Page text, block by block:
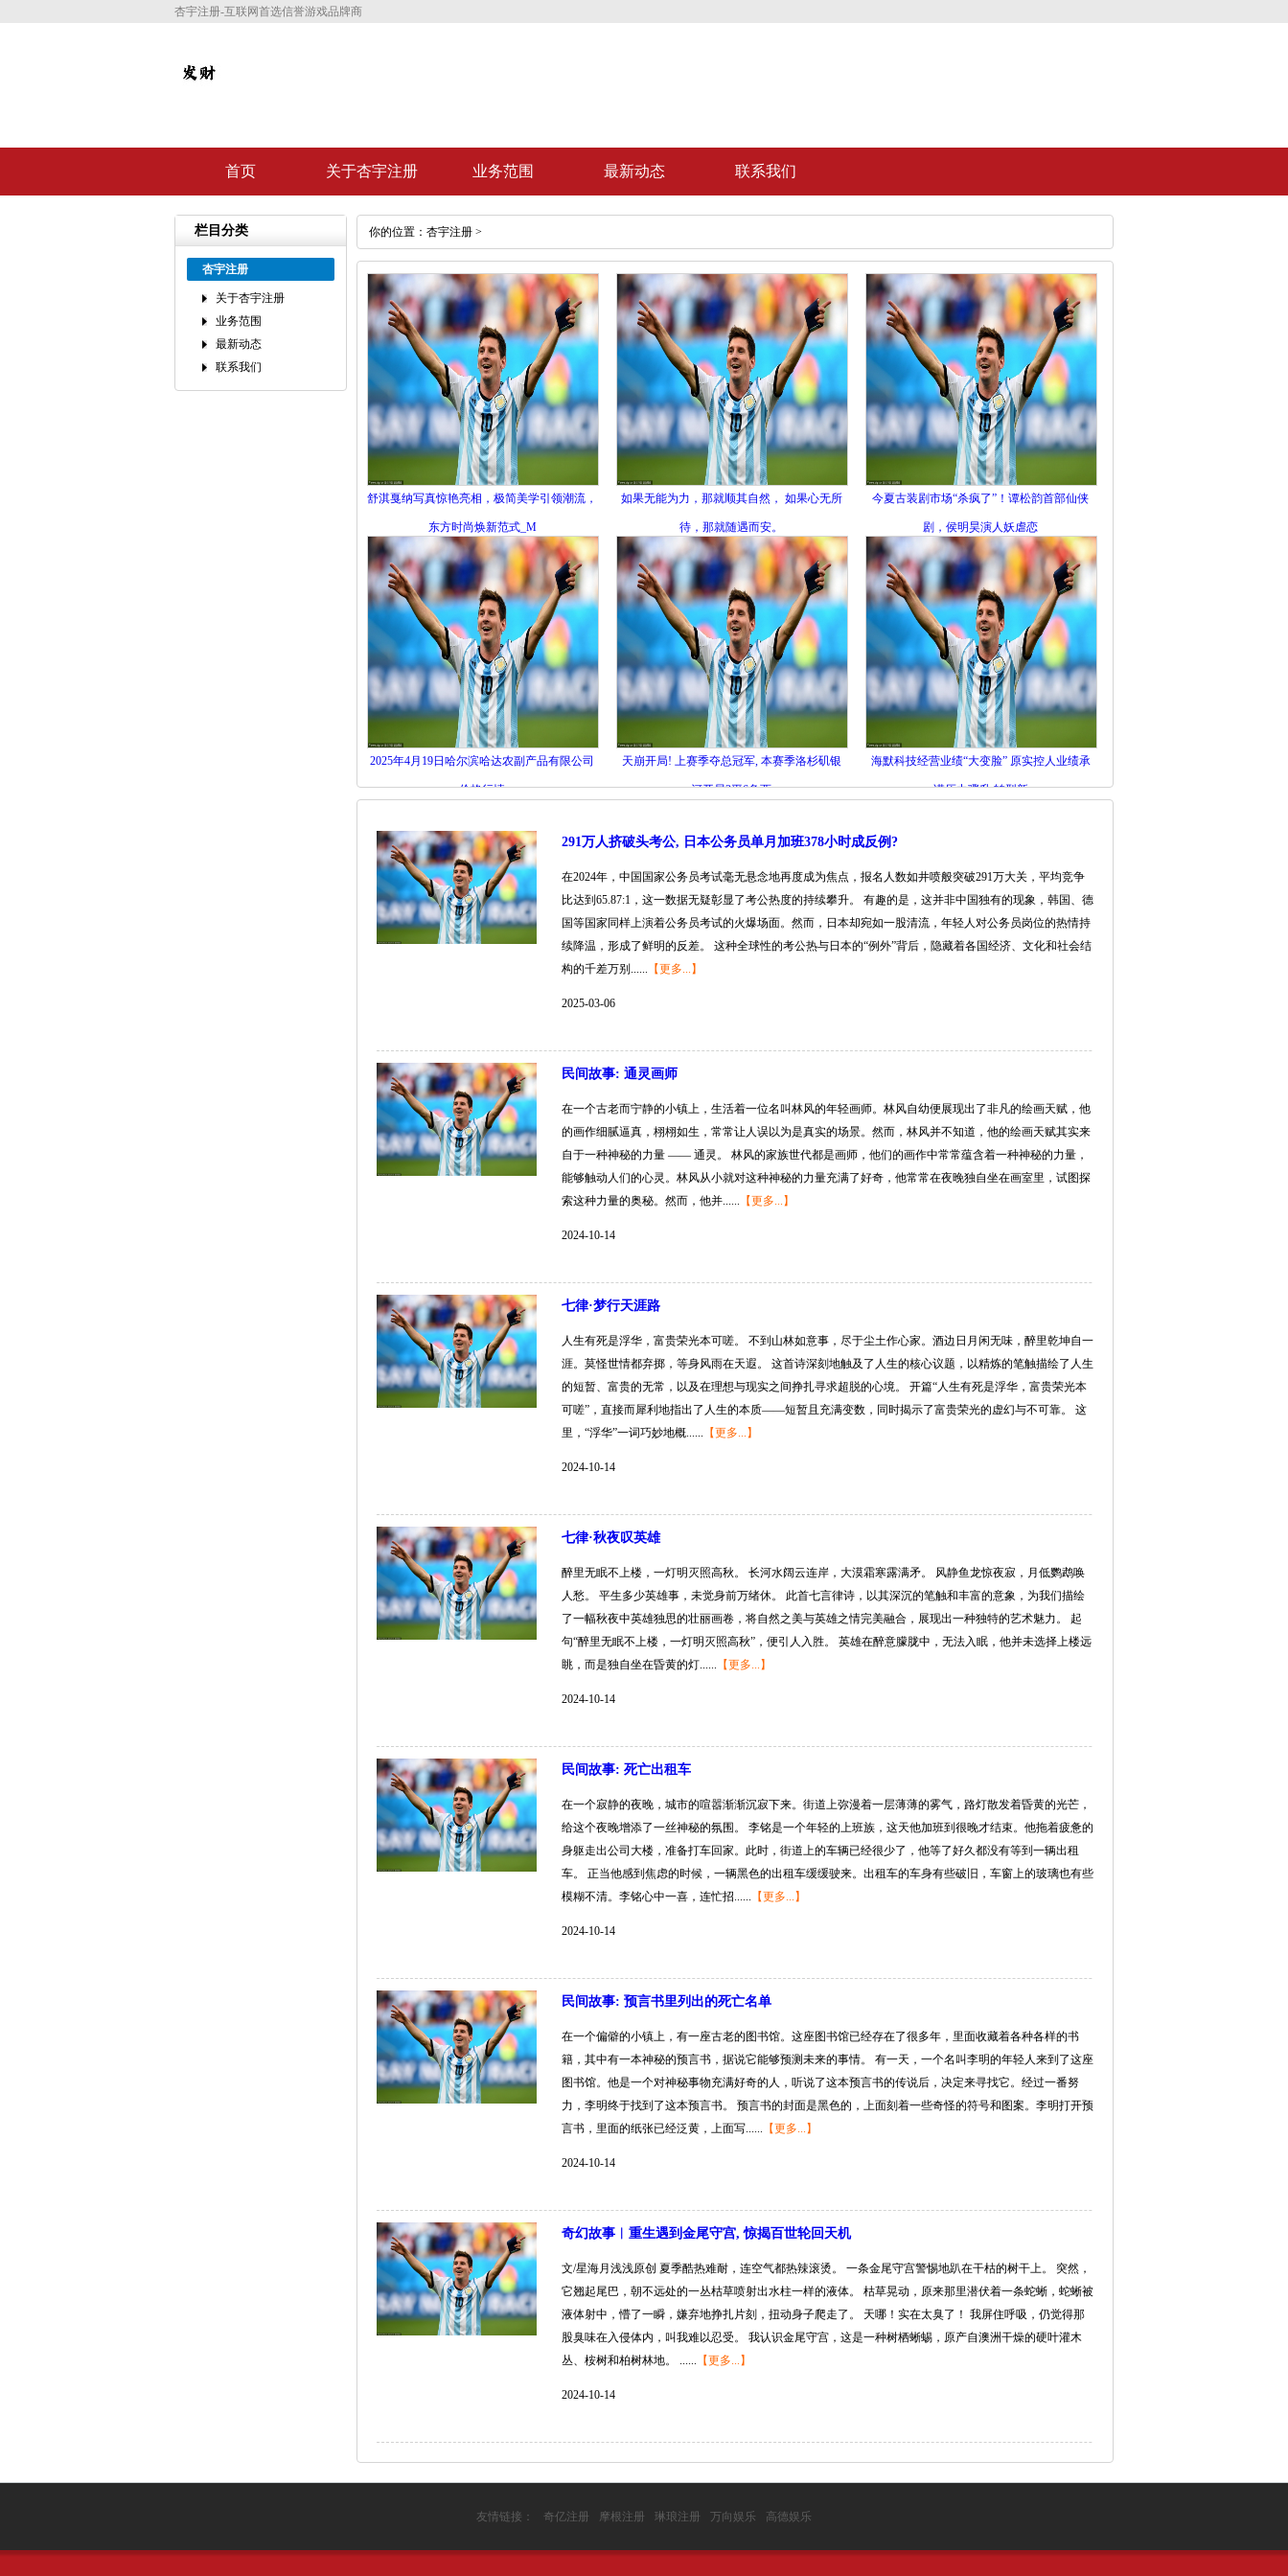
杏宇注册-互联网首选信誉游戏品牌商
首页 关于杏宇注册 业务范围 最新动态 联系我们
栏目分类
杏宇注册
关于杏宇注册
业务范围
最新动态
联系我们
你的位置： 杏宇注册 >
舒淇戛纳写真惊艳亮相，极简美学引领潮流，
东方时尚焕新范式_M
如果无能为力，那就顺其自然， 如果心无所
待，那就随遇而安。
今夏古装剧市场“杀疯了”！谭松韵首部仙侠
剧，侯明昊演人妖虐恋
2025年4月19日哈尔滨哈达农副产品有限公司
价格行情
天崩开局! 上赛季夺总冠军, 本赛季洛杉矶银
河开局3平6负西
海默科技经营业绩“大变脸” 原实控人业绩承
诺压力骤升 转型新
291万人挤破头考公, 日本公务员单月加班378小时成反例?
在2024年，中国国家公务员考试毫无悬念地再度成为焦点，报名人数如井喷般突破291万大关，平均竞争
比达到65.87:1，这一数据无疑彰显了考公热度的持续攀升。 有趣的是，这并非中国独有的现象，韩国、德
国等国家同样上演着公务员考试的火爆场面。然而，日本却宛如一股清流，年轻人对公务员岗位的热情持
续降温，形成了鲜明的反差。 这种全球性的考公热与日本的“例外”背后，隐藏着各国经济、文化和社会结
构的千差万别...... 【更多...】
2025-03-06
民间故事: 通灵画师
在一个古老而宁静的小镇上，生活着一位名叫林风的年轻画师。林风自幼便展现出了非凡的绘画天赋，他
的画作细腻逼真，栩栩如生，常常让人误以为是真实的场景。然而，林风并不知道，他的绘画天赋其实来
自于一种神秘的力量 —— 通灵。 林风的家族世代都是画师，他们的画作中常常蕴含着一种神秘的力量，
能够触动人们的心灵。林风从小就对这种神秘的力量充满了好奇，他常常在夜晚独自坐在画室里，试图探
索这种力量的奥秘。然而，他并...... 【更多...】
2024-10-14
七律·梦行天涯路
人生有死是浮华，富贵荣光本可嗟。 不到山林如意事，尽于尘土作心家。酒边日月闲无味，醉里乾坤自一
涯。莫怪世情都弃掷，等身风雨在天遐。 这首诗深刻地触及了人生的核心议题，以精炼的笔触描绘了人生
的短暂、富贵的无常，以及在理想与现实之间挣扎寻求超脱的心境。 开篇“人生有死是浮华，富贵荣光本
可嗟”，直接而犀利地指出了人生的本质——短暂且充满变数，同时揭示了富贵荣光的虚幻与不可靠。 这
里，“浮华”一词巧妙地概...... 【更多...】
2024-10-14
七律·秋夜叹英雄
醉里无眠不上楼，一灯明灭照高秋。 长河水阔云连岸，大漠霜寒露满矛。 风静鱼龙惊夜寂，月低鹦鹉唤
人愁。 平生多少英雄事，未觉身前万绪休。 此首七言律诗，以其深沉的笔触和丰富的意象，为我们描绘
了一幅秋夜中英雄独思的壮丽画卷，将自然之美与英雄之情完美融合，展现出一种独特的艺术魅力。 起
句“醉里无眠不上楼，一灯明灭照高秋”，便引人入胜。 英雄在醉意朦胧中，无法入眠，他并未选择上楼远
眺，而是独自坐在昏黄的灯...... 【更多...】
2024-10-14
民间故事: 死亡出租车
在一个寂静的夜晚，城市的喧嚣渐渐沉寂下来。街道上弥漫着一层薄薄的雾气，路灯散发着昏黄的光芒，
给这个夜晚增添了一丝神秘的氛围。 李铭是一个年轻的上班族，这天他加班到很晚才结束。他拖着疲惫的
身躯走出公司大楼，准备打车回家。此时，街道上的车辆已经很少了，他等了好久都没有等到一辆出租
车。 正当他感到焦虑的时候，一辆黑色的出租车缓缓驶来。出租车的车身有些破旧，车窗上的玻璃也有些
模糊不清。李铭心中一喜，连忙招...... 【更多...】
2024-10-14
民间故事: 预言书里列出的死亡名单
在一个偏僻的小镇上，有一座古老的图书馆。这座图书馆已经存在了很多年，里面收藏着各种各样的书
籍，其中有一本神秘的预言书，据说它能够预测未来的事情。 有一天，一个名叫李明的年轻人来到了这座
图书馆。他是一个对神秘事物充满好奇的人，听说了这本预言书的传说后，决定来寻找它。经过一番努
力，李明终于找到了这本预言书。 预言书的封面是黑色的，上面刻着一些奇怪的符号和图案。李明打开预
言书，里面的纸张已经泛黄，上面写...... 【更多...】
2024-10-14
奇幻故事︱重生遇到金尾守宫, 惊揭百世轮回天机
文/星海月浅浅原创 夏季酷热难耐，连空气都热辣滚烫。 一条金尾守宫警惕地趴在干枯的树干上。 突然，
它翘起尾巴，朝不远处的一丛枯草喷射出水柱一样的液体。 枯草晃动，原来那里潜伏着一条蛇蜥，蛇蜥被
液体射中，懵了一瞬，嫌弃地挣扎片刻，扭动身子爬走了。 天哪！实在太臭了！ 我屏住呼吸，仍觉得那
股臭味在入侵体内，叫我难以忍受。 我认识金尾守宫，这是一种树栖蜥蜴，原产自澳洲干燥的硬叶灌木
丛、桉树和柏树林地。 ...... 【更多...】
2024-10-14
友情链接： 奇亿注册 摩根注册 琳琅注册 万向娱乐 高德娱乐